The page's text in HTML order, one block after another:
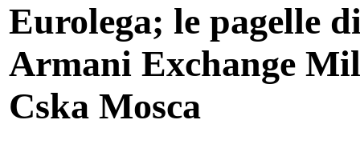
Eurolega; le pagelle
Armani Exchange
Cska Mosca